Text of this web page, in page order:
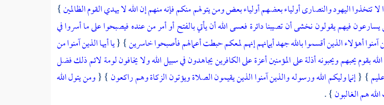
لا تتخذوا اليهود والنصارى أولياء بعضهم أولياء بعض ومن يتولهم منكم فإنه منهم إن الله لا يهدي القوم الظالمين}
فيهم يقولون نخشى أن تصيبنا دائرة فعسى الله أن يأتي بالفتح أو أمر من عنده فيصبحوا على ما أسروا في
آمنوا أهؤلاء الذين أقسموا بالله جهد أيمانهم إنهم لمعكم حبطت أعمالهم فأصبحوا خاسرين} {يا أيها الذين آمنوا من
بقوم يحبهم ويحبونه أذلة على المؤمنين أعزة على الكافرين يجاهدون في سبيل الله ولا يخافون لومة لائم ذلك فضل
} {إنما وليكم الله ورسوله والذين آمنوا الذين يقيمون الصلاة ويؤتون الزكاة وهم راكعون} {ومن يتول الله
هم الغالبون} .